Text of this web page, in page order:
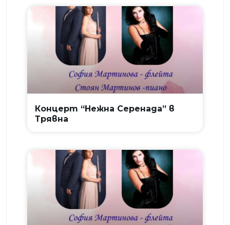
Концерт “Нежна Серенада” в
Трявна